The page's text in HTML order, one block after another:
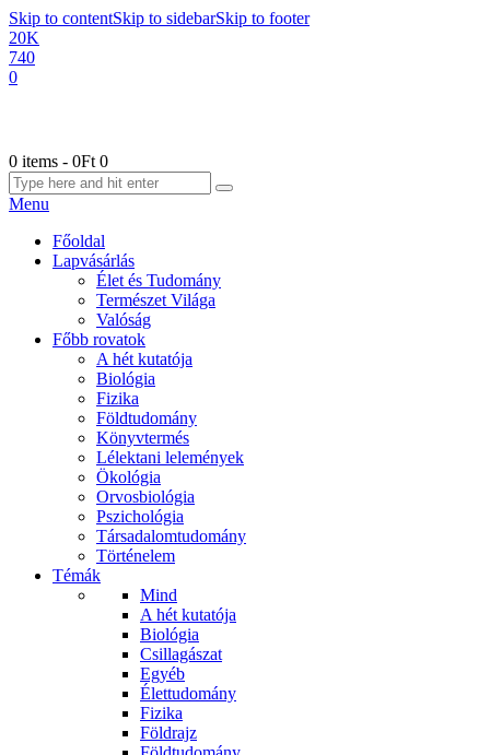
Skip to contentSkip to sidebarSkip to footer
20K
740
0
0 items - 0Ft 0
Menu
Főoldal
Lapvásárlás
Élet és Tudomány
Természet Világa
Valóság
Főbb rovatok
A hét kutatója
Biológia
Fizika
Földtudomány
Könyvtermés
Lélektani lelemények
Ökológia
Orvosbiológia
Pszichológia
Társadalomtudomány
Történelem
Témák
Mind
A hét kutatója
Biológia
Csillagászat
Egyéb
Élettudomány
Fizika
Földrajz